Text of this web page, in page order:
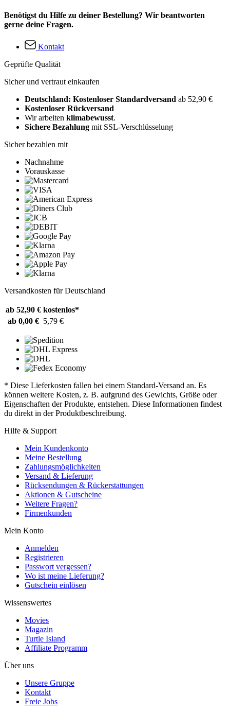
Benötigst du Hilfe zu deiner Bestellung? Wir beantworten
gerne deine Fragen.
Kontakt
Geprüfte Qualität
Sicher und vertraut einkaufen
Deutschland: Kostenloser Standardversand ab 52,90 €
Kostenloser Rückversand
Wir arbeiten klimabewusst.
Sichere Bezahlung mit SSL-Verschlüsselung
Sicher bezahlen mit
Nachnahme
Vorauskasse
Versandkosten für Deutschland
ab 52,90 € kostenlos*
ab 0,00 € 5,79 €
* Diese Lieferkosten fallen bei einem Standard-Versand an. Es
können weitere Kosten, z. B. aufgrund des Gewichts, Größe oder
Eigenschaften der Produkte, entstehen. Diese Informationen findest
du direkt in der Produktbeschreibung.
Hilfe & Support
Mein Kundenkonto
Meine Bestellung
Zahlungsmöglichkeiten
Versand & Lieferung
Rücksendungen & Rückerstattungen
Aktionen & Gutscheine
Weitere Fragen?
Firmenkunden
Mein Konto
Anmelden
Registrieren
Passwort vergessen?
Wo ist meine Lieferung?
Gutschein einlösen
Wissenswertes
Movies
Magazin
Turtle Island
Affiliate Programm
Über uns
Unsere Gruppe
Kontakt
Freie Jobs